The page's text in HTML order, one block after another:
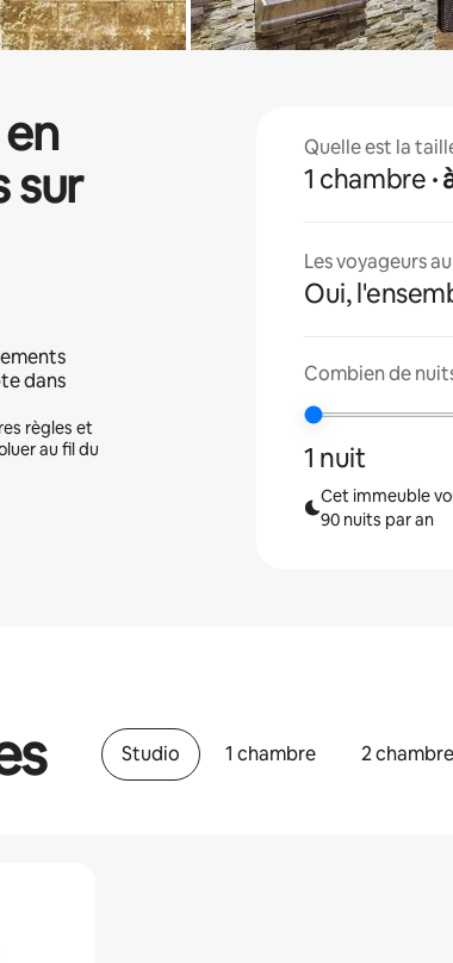
en
sur
dans
règles et
au fil du
Quelle est la
1 chambre
Les voyageurs
Oui,
Combien de
1 nuit
Cet immeuble
90 nuits par an
Studio 1 chambre 2 chambre